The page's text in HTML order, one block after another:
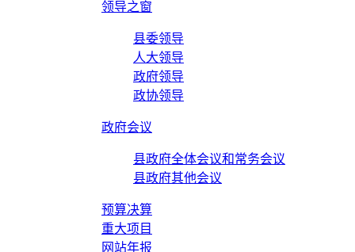
领导之窗
县委领导
人大领导
政府领导
政协领导
政府会议
县政府全体会议和常务会议
县政府其他会议
预算决算
重大项目
网站年报